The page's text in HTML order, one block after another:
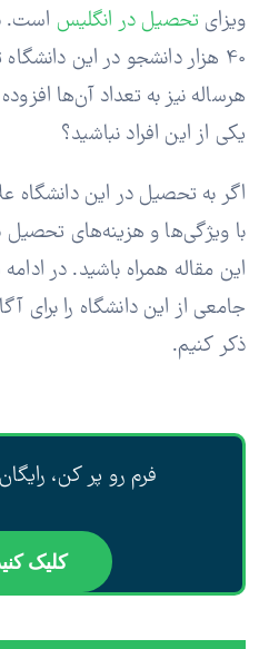
ویزای تحصیل در انگلیس است.
40 هزار دانشجو در این
هرساله نیز به تعداد آن‌ها
یکی از این افراد نباشید؟
اگر به تحصیل در این دانشگاه
با ویژگی‌ها و هزینه‌های تحصیل
این مقاله همراه باشید. در
جامعی از این دانشگاه را برای
ذکر کنیم.
فرم رو پر کن،
کلیک